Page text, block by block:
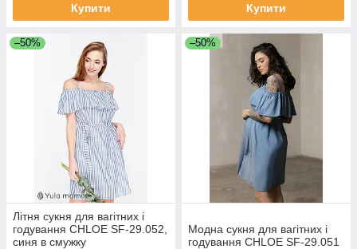
Купити Купити
–50%
Літня сукня для вагітних і
годування CHLOE SF-29.052,
синя в смужку
–50%
Модна сукня для вагітних і
годування CHLOE SF-29.051